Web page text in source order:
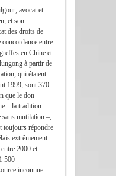
avocat et
et son
des droits de
entre
en Chine et
à partir de
qui étaient
1999, sont 370
que le don
– la tradition
sans mutilation –,
toujours répondre
extrêmement
2000 et
500
inconnue